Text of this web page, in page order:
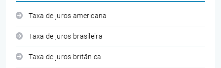
Taxa de juros americana
Taxa de juros brasileira
Taxa de juros britânica